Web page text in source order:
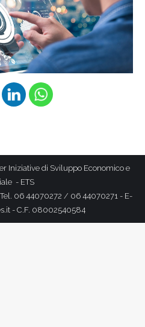
Iniziative di Sviluppo Economico e
- ETS
06 44070272 / 06 44070271 - E-
- C.F. 08002540584